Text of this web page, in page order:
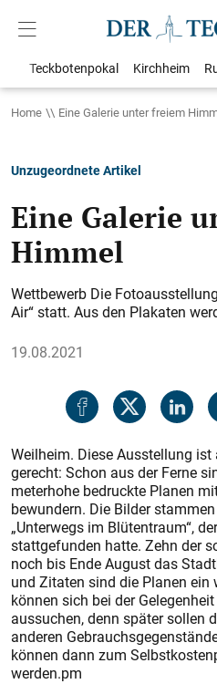
Teckbotenpokal Kirchheim
Home Eine Galerie unter freiem
Unzugeordnete Artikel
Eine Galerie
Himmel
Wettbewerb Die
Air“ statt. Aus den Plakaten
19.08.2021
Weilheim. Diese Ausstellung
gerecht: Schon aus der Ferne
meterhohe bedruckte Planen
bewundern. Die Bilder
„Unterwegs im Blütentraum“,
stattgefunden hatte. Zehn der
noch bis Ende August das
und Zitaten sind die Planen ein
können sich bei der
aussuchen, denn später sollen
anderen
können dann zum
werden.pm